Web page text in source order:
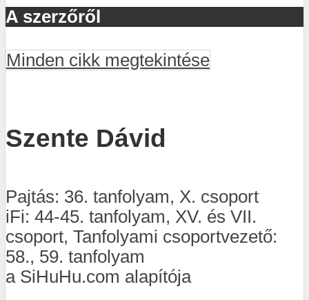
A szerzőről
Minden cikk megtekintése
Szente Dávid
Pajtás: 36. tanfolyam, X. csoport
iFi: 44-45. tanfolyam, XV. és VII.
csoport, Tanfolyami csoportvezető:
58., 59. tanfolyam
a SiHuHu.com alapítója